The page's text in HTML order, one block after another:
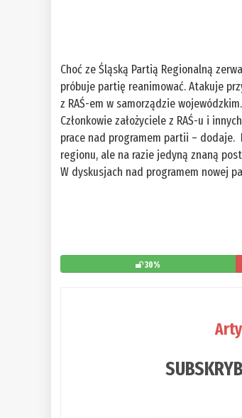
Choć ze Śląską Partią Regionalną
próbuje partię reanimować. Atakuje
z RAŚ-em w samorządzie
Członkowie założyciele z RAŚ-u i
prace nad programem partii – dodaje.
regionu, ale na razie jedyną znaną
W dyskusjach nad programem nowej
30%